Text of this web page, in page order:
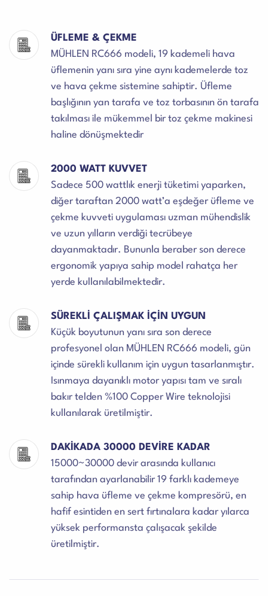
ÜFLEME & ÇEKME
MÜHLEN RC666 modeli, 19 kademeli hava
üflemenin yanı sıra yine aynı kademelerde toz
ve hava çekme sistemine sahiptir. Üfleme
başlığının yan tarafa ve toz torbasının ön tarafa
takılması ile mükemmel bir toz çekme makinesi
haline dönüşmektedir
2000 WATT KUVVET
Sadece 500 wattlık enerji tüketimi yaparken,
diğer taraftan 2000 watt’a eşdeğer üfleme ve
çekme kuvveti uygulaması uzman mühendislik
ve uzun yılların verdiği tecrübeye
dayanmaktadır. Bununla beraber son derece
ergonomik yapıya sahip model rahatça her
yerde kullanılabilmektedir.
SÜREKLİ ÇALIŞMAK İÇİN UYGUN
Küçük boyutunun yanı sıra son derece
profesyonel olan MÜHLEN RC666 modeli, gün
içinde sürekli kullanım için uygun tasarlanmıştır.
Isınmaya dayanıklı motor yapısı tam ve sıralı
bakır telden %100 Copper Wire teknolojisi
kullanılarak üretilmiştir.
DAKİKADA 30000 DEVİRE KADAR
15000~30000 devir arasında kullanıcı
tarafından ayarlanabilir 19 farklı kademeye
sahip hava üfleme ve çekme kompresörü, en
hafif esintiden en sert fırtınalara kadar yılarca
yüksek performansta çalışacak şekilde
üretilmiştir.